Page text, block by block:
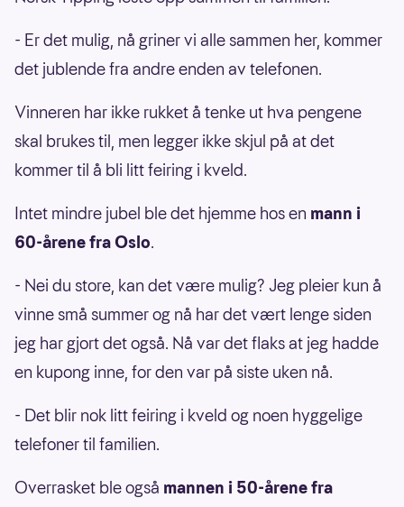
- Er det mulig, nå griner vi alle sammen her, kommer
det jublende fra andre enden av telefonen.
Vinneren har ikke rukket å tenke ut hva pengene
skal brukes til, men legger ikke skjul på at det
kommer til å bli litt feiring i kveld.
Intet mindre jubel ble det hjemme hos en mann i
60-årene fra Oslo.
- Nei du store, kan det være mulig? Jeg pleier kun å
vinne små summer og nå har det vært lenge siden
jeg har gjort det også. Nå var det flaks at jeg hadde
en kupong inne, for den var på siste uken nå.
- Det blir nok litt feiring i kveld og noen hyggelige
telefoner til familien.
Overrasket ble også mannen i 50-årene fra